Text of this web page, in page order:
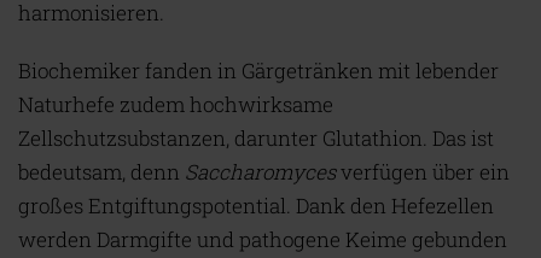
harmonisieren.
Biochemiker fanden in Gärgetränken mit lebender
Naturhefe zudem hochwirksame
Zellschutzsubstanzen, darunter Glutathion. Das ist
bedeutsam, denn Saccharomycesverfügen über ein
großes Entgiftungspotential. Dank den Hefezellen
werden Darmgifte und pathogene Keime gebunden